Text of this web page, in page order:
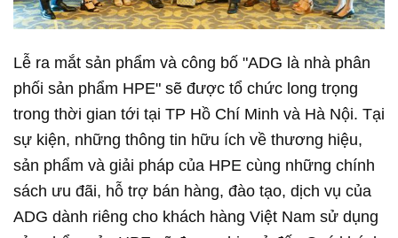
Lễ ra mắt sản phẩm và công bố "ADG là nhà phân
phối sản phẩm HPE" sẽ được tổ chức long trọng
trong thời gian tới tại TP Hồ Chí Minh và Hà Nội. Tại
sự kiện, những thông tin hữu ích về thương hiệu,
sản phẩm và giải pháp của HPE cùng những chính
sách ưu đãi, hỗ trợ bán hàng, đào tạo, dịch vụ của
ADG dành riêng cho khách hàng Việt Nam sử dụng